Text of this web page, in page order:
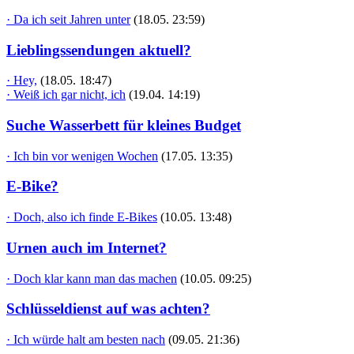
· Da ich seit Jahren unter (18.05. 23:59)
Lieblingssendungen aktuell?
· Hey, (18.05. 18:47)
· Weiß ich gar nicht, ich (19.04. 14:19)
Suche Wasserbett für kleines Budget
· Ich bin vor wenigen Wochen (17.05. 13:35)
E-Bike?
· Doch, also ich finde E-Bikes (10.05. 13:48)
Urnen auch im Internet?
· Doch klar kann man das machen (10.05. 09:25)
Schlüsseldienst auf was achten?
· Ich würde halt am besten nach (09.05. 21:36)